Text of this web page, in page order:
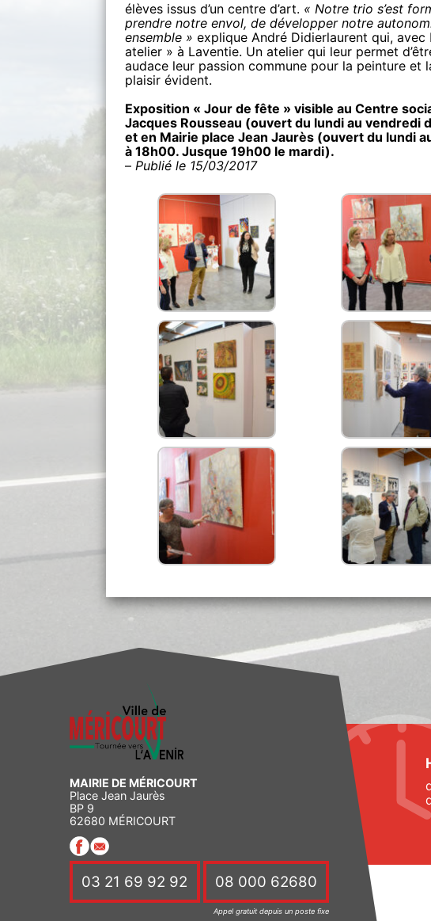
élèves issus d’un centre d’art. « Notre trio s’est
prendre notre envol, de développer notre
ensemble » explique André Didierlaurent qui,
atelier » à Laventie. Un atelier qui leur permet
audace leur passion commune pour la peinture et
plaisir évident.
Exposition « Jour de fête » visible au Centre
Jacques Rousseau (ouvert du lundi au vendredi
et en Mairie place Jean Jaurès (ouvert du lundi
à 18h00. Jusque 19h00 le mardi).
–Publié le 15/03/2017
MAIRIE DE MÉRICOURT
Place Jean Jaurès
BP 9
62680 MÉRICOURT
03 21 69 92 92 08 000 62680
Appel gratuit depuis un poste fixe